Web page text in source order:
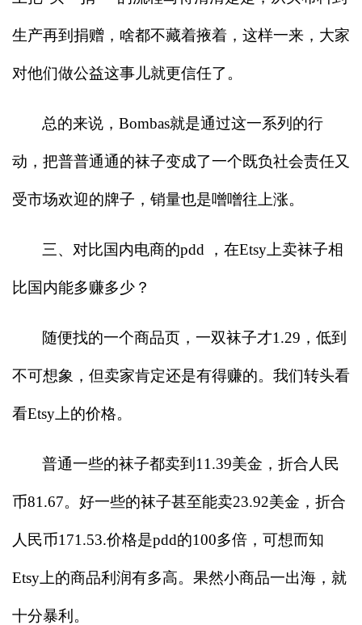
生产再到捐赠，啥都不藏着掖着，这样一来，大家
对他们做公益这事儿就更信任了。
总的来说，Bombas就是通过这一系列的行
动，把普普通通的袜子变成了一个既负社会责任又
受市场欢迎的牌子，销量也是噌噌往上涨。
三、对比国内电商的pdd ，在Etsy上卖袜子相
比国内能多赚多少？
随便找的一个商品页，一双袜子才1.29，低到
不可想象，但卖家肯定还是有得赚的。我们转头看
看Etsy上的价格。
普通一些的袜子都卖到11.39美金，折合人民
币81.67。好一些的袜子甚至能卖23.92美金，折合
人民币171.53.价格是pdd的100多倍，可想而知
Etsy上的商品利润有多高。果然小商品一出海，就
十分暴利。